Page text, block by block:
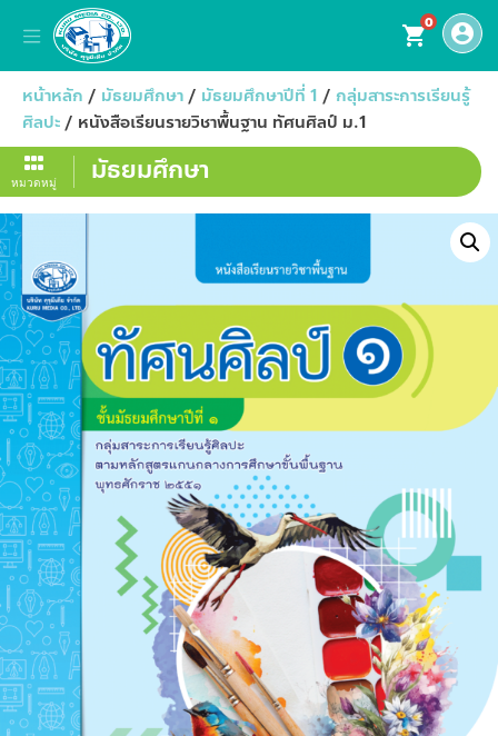
account_circle
shopping_cart0
หน้าหลัก / มัธยมศึกษา/ มัธยมศึกษาปีที่ 1 / กลุ่มสาระการเรียนรู้
ศิลปะ/ หนังสือเรียนรายวิชาพื้นฐาน ทัศนศิลป์ ม.1
หมวดหมู่ มัธยมศึกษา